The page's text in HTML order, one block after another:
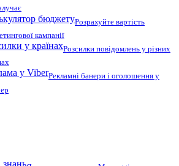
бюджетуРозрахуйте вартість
кампанії
у країнахРозсилки повідомлень у різних
у ViberРекламні банери і оголошення у
знань